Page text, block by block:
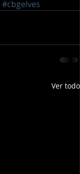
#cbgelves
Ver todo